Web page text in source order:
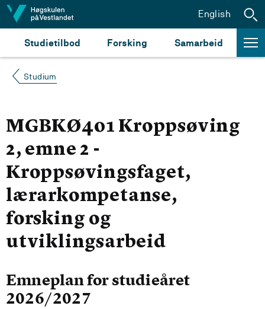
Hopp til innhald
Studietilbod Forsking Samarbeid
English
Studium
MGBKØ401 Kroppsøving
2, emne 2 -
Kroppsøvingsfaget,
lærarkompetanse,
forsking og
utviklingsarbeid
Emneplan for studieåret
2026/2027